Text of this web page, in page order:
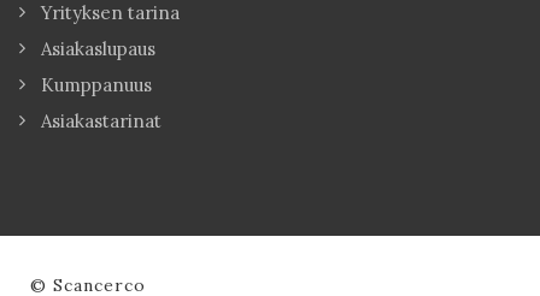
Yrityksen tarina
Asiakaslupaus
Kumppanuus
Asiakastarinat
© Scancerco